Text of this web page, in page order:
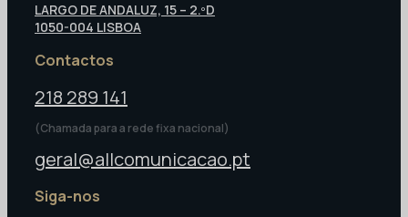
LARGO DE ANDALUZ, 15 – 2.ºD
1050-004 LISBOA
Contactos
218 289 141
(Chamada para a rede fixa nacional)
geral@allcomunicacao.pt
Siga-nos